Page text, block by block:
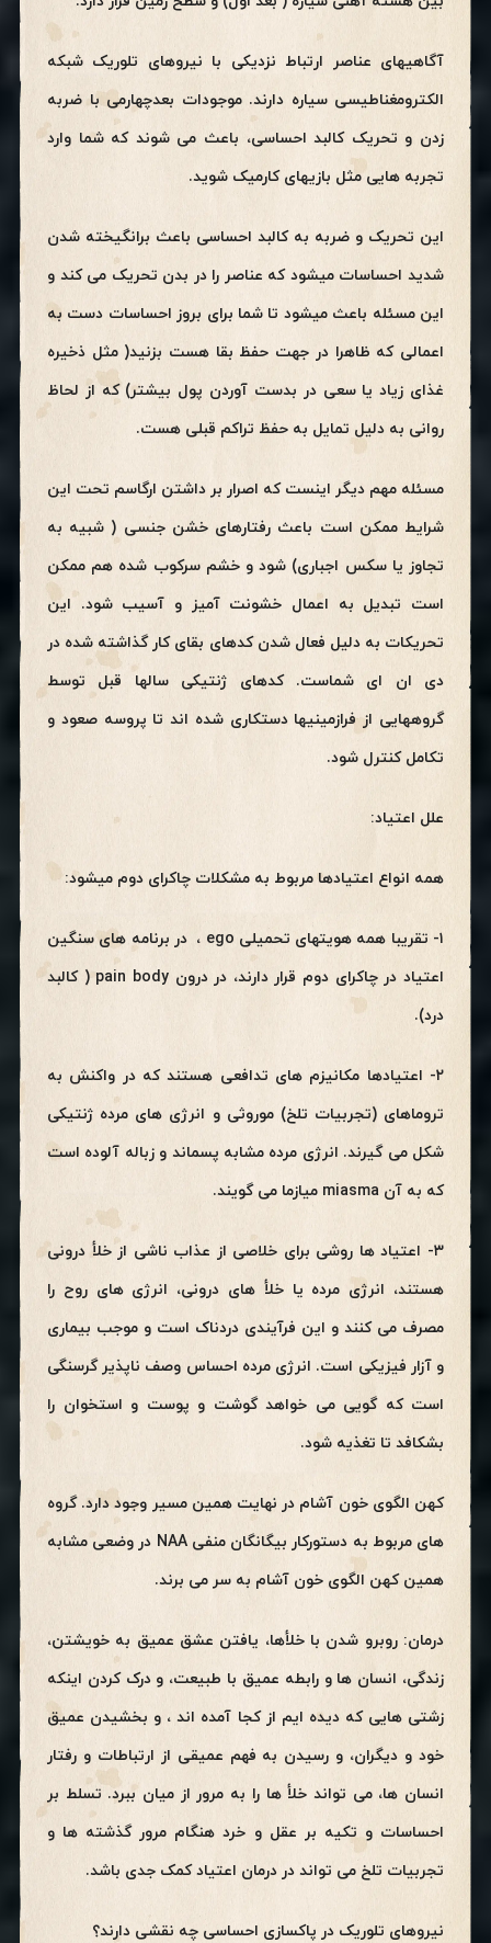
آگاهیهای عناصر ارتباط نزدیکی با نیروهای تلوریک شبکه
الکترومغناطیسی سیاره دارند. موجودات بعدچهارمی با ضربه
زدن و تحریک کالبد احساسی، باعث می شوند که شما وارد
تجربه هایی مثل بازیهای کارمیک شوید.
این تحریک و ضربه به کالبد احساسی باعث برانگیخته شدن
شدید احساسات میشود که عناصر را در بدن تحریک می کند و
این مسئله باعث میشود تا شما برای بروز احساسات دست به
اعمالی که ظاهرا در جهت حفظ بقا هست بزنید( مثل ذخیره
غذای زیاد یا سعی در بدست آوردن پول بیشتر) که از لحاظ
روانی به دلیل تمایل به حفظ تراکم قبلی هست.
مسئله مهم دیگر اینست که اصرار بر داشتن ارگاسم تحت این
شرایط ممکن است باعث رفتارهای خشن جنسی ( شبیه به
تجاوز یا سکس اجباری) شود و خشم سرکوب شده هم ممکن
است تبدیل به اعمال خشونت آمیز و آسیب شود. این
تحریکات به دلیل فعال شدن کدهای بقای کار گذاشته شده در
دی ان ای شماست. کدهای ژنتیکی سالها قبل توسط
گروههایی از فرازمینیها دستکاری شده اند تا پروسه صعود و
تکامل کنترل شود.
علل اعتیاد:
همه انواع اعتیادها مربوط به مشکلات چاکرای دوم میشود:
۱- تقریبا همه هویتهای تحمیلی ego ، در برنامه های سنگین
اعتیاد در چاکرای دوم قرار دارند، در درون pain body ( کالبد
درد).
۲- اعتیادها مکانیزم های تدافعی هستند که در واکنش به
تروماهای (تجربیات تلخ) موروثی و انرژی های مرده ژنتیکی
شکل می گیرند. انرژی مرده مشابه پسماند و زباله آلوده است
که به آن miasma میازما می گویند.
۳- اعتیاد ها روشی برای خلاصی از عذاب ناشی از خلأ درونی
هستند، انرژی مرده یا خلأ های درونی، انرژی های روح را
مصرف می کنند و این فرآیندی دردناک است و موجب بیماری
و آزار فیزیکی است. انرژی مرده احساس وصف ناپذیر گرسنگی
است که گویی می خواهد گوشت و پوست و استخوان را
بشکافد تا تغذیه شود.
کهن الگوی خون آشام در نهایت همین مسیر وجود دارد. گروه
های مربوط به دستورکار بیگانگان منفی NAA در وضعی مشابه
همین کهن الگوی خون آشام به سر می برند.
درمان: روبرو شدن با خلأها، یافتن عشق عمیق به خویشتن،
زندگی، انسان ها و رابطه عمیق با طبیعت، و درک کردن اینکه
زشتی هایی که دیده ایم از کجا آمده اند ، و بخشیدن عمیق
خود و دیگران، و رسیدن به فهم عمیقی از ارتباطات و رفتار
انسان ها، می تواند خلأ ها را به مرور از میان ببرد. تسلط بر
احساسات و تکیه بر عقل و خرد هنگام مرور گذشته ها و
تجربیات تلخ می تواند در درمان اعتیاد کمک جدی باشد.
نیروهای تلوریک در پاکسازی احساسی چه نقشی دارند؟